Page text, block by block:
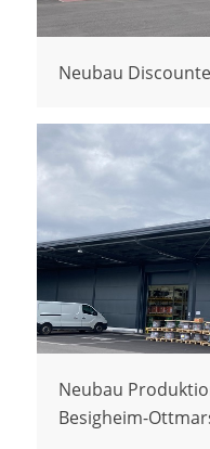
Neubau
Neubau
Besigheim-